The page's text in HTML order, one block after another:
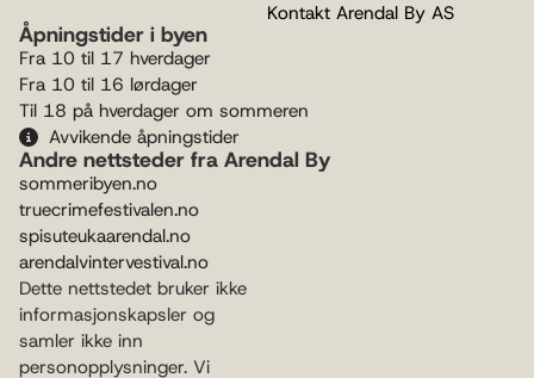
Kontakt Arendal By AS
Åpningstider i byen
Fra 10 til 17 hverdager
Fra 10 til 16 lørdager
Til 18 på hverdager om sommeren
Avvikende åpningstider
Andre nettsteder fra Arendal By
sommeribyen.no
truecrimefestivalen.no
spisuteukaarendal.no
arendalvintervestival.no
Dette nettstedet bruker ikke
informasjonskapsler og
samler ikke inn
personopplysninger. Vi